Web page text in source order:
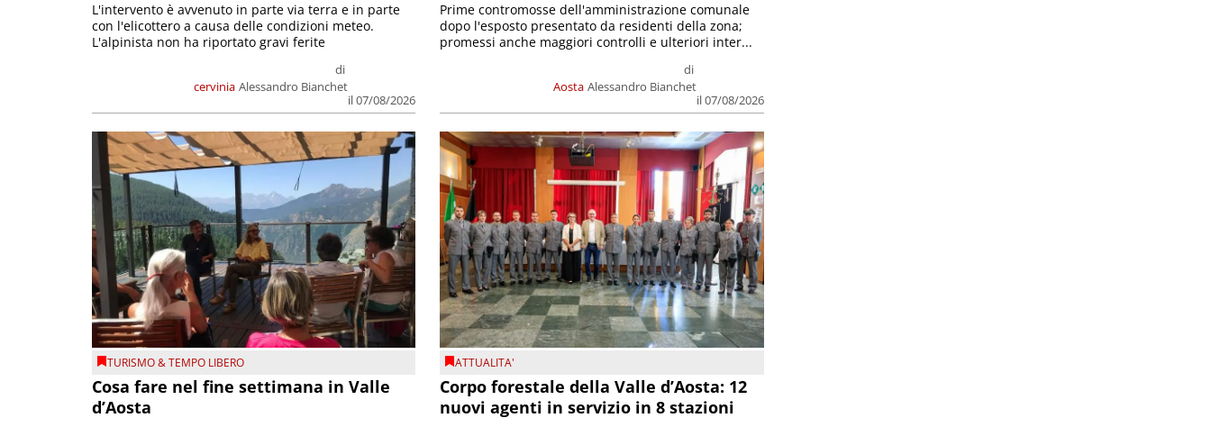
cervinia
di
Alessandro Bianchet
il 07/08/2026
L'intervento è avvenuto in parte via terra e in parte
con l'elicottero a causa delle condizioni meteo.
L'alpinista non ha riportato gravi ferite
Aosta
di
Alessandro Bianchet
il 07/08/2026
Prime contromosse dell'amministrazione comunale
dopo l'esposto presentato da residenti della zona;
promessi anche maggiori controlli e ulteriori inter...
TURISMO & TEMPO LIBERO
Cosa fare nel fine settimana in Valle
d’Aosta
ATTUALITA'
Corpo forestale della Valle d’Aosta: 12
nuovi agenti in servizio in 8 stazioni